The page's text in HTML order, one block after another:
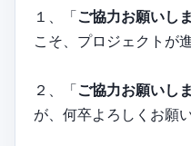
１、「ご協力お願いし
こそ、プロジェクトが
２、「ご協力お願いし
が、何卒よろしくお願